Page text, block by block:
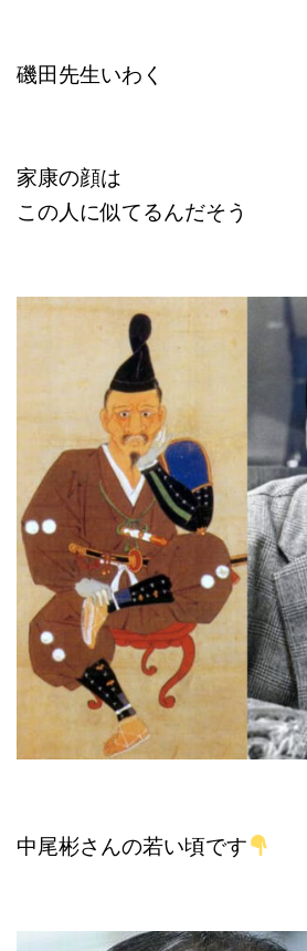
磯田先生いわく
家康の顔は
この人に似てるんだそう
中尾彬さんの若い頃です